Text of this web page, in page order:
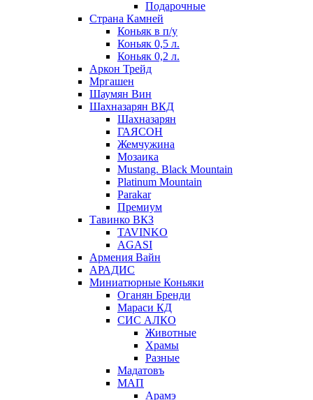
Подарочные
Страна Камней
Коньяк в п/у
Коньяк 0,5 л.
Коньяк 0,2 л.
Аркон Трейд
Мргашен
Шаумян Вин
Шахназарян ВКД
Шахназарян
ГАЯСОН
Жемчужина
Мозаика
Mustang. Black Mountain
Platinum Mountain
Parakar
Премиум
Тавинко ВКЗ
TAVINKO
AGASI
Армения Вайн
АРАДИС
Миниатюрные Коньяки
Оганян Бренди
Мараси КД
СИС АЛКО
Животные
Храмы
Разные
Мадатовъ
МАП
Арамэ